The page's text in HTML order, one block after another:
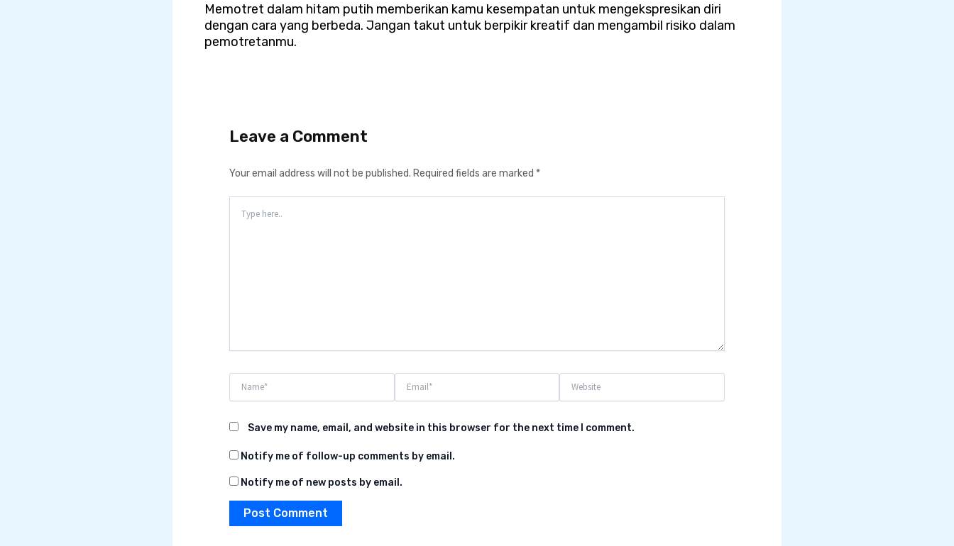
Memotret dalam hitam putih memberikan kamu kesempatan untuk mengekspresikan diri
dengan cara yang berbeda. Jangan takut untuk berpikir kreatif dan mengambil risiko dalam
pemotretanmu.
Leave a Comment
Your email address will not be published. Required fields are marked *
here..
Save my name, email, and website in this browser for the next time I comment.
Notify me of follow-up comments by email.
Notify me of new posts by email.